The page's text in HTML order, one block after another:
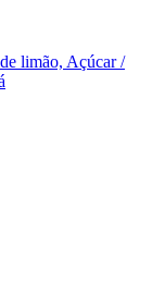
limão, Açúcar /